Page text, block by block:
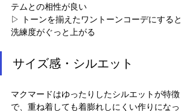
テムとの相性が良い
▷ トーンを揃えたワントーンコーデにすると
洗練度がぐっと上がる
サイズ感・シルエット
マクマードはゆったりしたシルエットが特徴
で、重ね着しても着膨れしにくい作りになっ